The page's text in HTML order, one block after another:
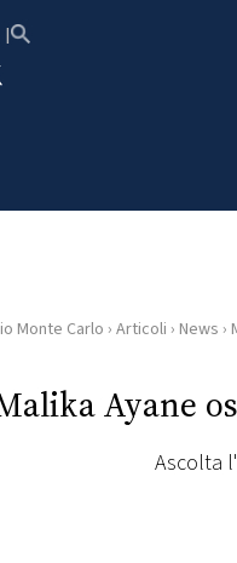
Monte Carlo › Articoli › News ›
Ayane
Ascolta